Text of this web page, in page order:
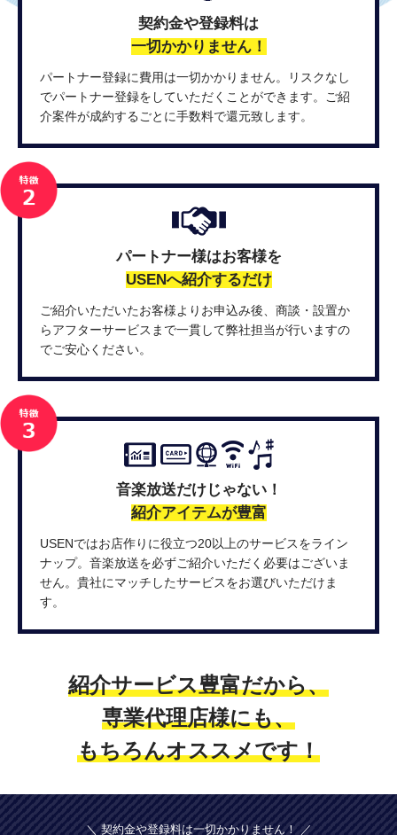
契約金や登録料は
一切かかりません！
パートナー登録に費用は一切かかりません。リスクなし
でパートナー登録をしていただくことができます。ご紹
介案件が成約するごとに手数料で還元致します。
パートナー様はお客様を
USENへ紹介するだけ
ご紹介いただいたお客様よりお申込み後、商談・設置か
らアフターサービスまで一貫して弊社担当が行いますの
でご安心ください。
音楽放送だけじゃない！
紹介アイテムが豊富
USENではお店作りに役立つ20以上のサービスをライン
ナップ。音楽放送を必ずご紹介いただく必要はございま
せん。貴社にマッチしたサービスをお選びいただけま
す。
紹介サービス豊富だから、
専業代理店様にも、
もちろんオススメです！
＼ 契約金や登録料は一切かかりません！ ／